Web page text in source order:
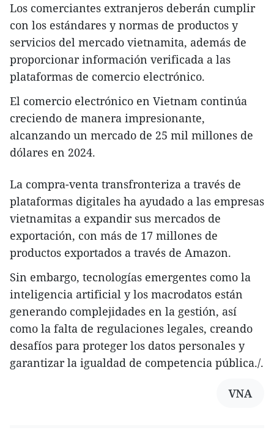
Los comerciantes extranjeros deberán cumplir
con los estándares y normas de productos y
servicios del mercado vietnamita, además de
proporcionar información verificada a las
plataformas de comercio electrónico.
El comercio electrónico en Vietnam continúa
creciendo de manera impresionante,
alcanzando un mercado de 25 mil millones de
dólares en 2024.
La compra-venta transfronteriza a través de
plataformas digitales ha ayudado a las empresas
vietnamitas a expandir sus mercados de
exportación, con más de 17 millones de
productos exportados a través de Amazon.
Sin embargo, tecnologías emergentes como la
inteligencia artificial y los macrodatos están
generando complejidades en la gestión, así
como la falta de regulaciones legales, creando
desafíos para proteger los datos personales y
garantizar la igualdad de competencia pública./.
VNA